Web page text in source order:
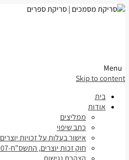
Skip to content
בית
אודות
ממליצים
כתב שיפוי
אישור בעלות על זכויות יוצרים
חוק זכות יוצרים, התשס"ח-2007